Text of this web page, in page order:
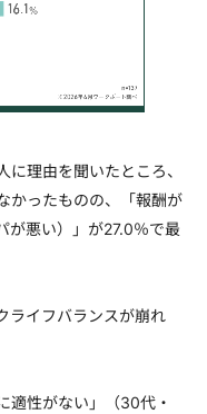
理由を聞いたところ、
かったものの、「報酬が
が悪い）」が27.0％で最
ライフバランスが崩れ
適性がない」（30代・